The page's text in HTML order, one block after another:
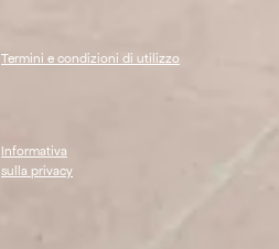
Termini e condizioni di utilizzo
Informativa
sulla privacy